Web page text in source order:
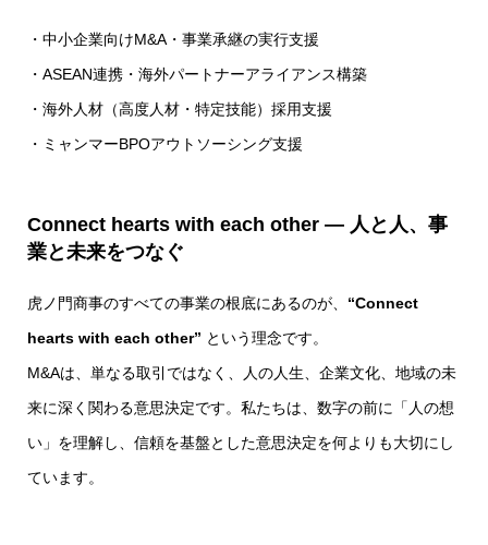
・中小企業向けM&A・事業承継の実行支援
・ASEAN連携・海外パートナーアライアンス構築
・海外人材（高度人材・特定技能）採用支援
・ミャンマーBPOアウトソーシング支援
Connect hearts with each other ― 人と人、事
業と未来をつなぐ
虎ノ門商事のすべての事業の根底にあるのが、 “Connect
hearts with each other” という理念です。
M&Aは、単なる取引ではなく、人の人生、企業文化、地域の未
来に深く関わる意思決定です。私たちは、数字の前に「人の想
い」を理解し、信頼を基盤とした意思決定を何よりも大切にし
ています。